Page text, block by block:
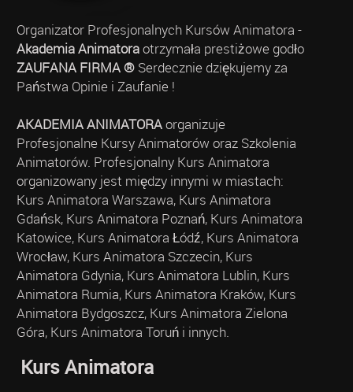
Organizator Profesjonalnych Kursów Animatora -
Akademia Animatoraotrzymała prestiżowe godło
ZAUFANA FIRMA ®Serdecznie dziękujemy za
Państwa Opinie i Zaufanie !
AKADEMIA ANIMATORAorganizuje
Profesjonalne Kursy Animatorów oraz Szkolenia
Animatorów. Profesjonalny Kurs Animatora
organizowany jest między innymi w miastach:
Kurs Animatora Warszawa, Kurs Animatora
Gdańsk, Kurs Animatora Poznań, Kurs Animatora
Katowice, Kurs Animatora Łódź, Kurs Animatora
Wrocław, Kurs Animatora Szczecin, Kurs
Animatora Gdynia, Kurs Animatora Lublin, Kurs
Animatora Rumia, Kurs Animatora Kraków, Kurs
Animatora Bydgoszcz, Kurs Animatora Zielona
Góra, Kurs Animatora Toruń i innych.
Kurs Animatora